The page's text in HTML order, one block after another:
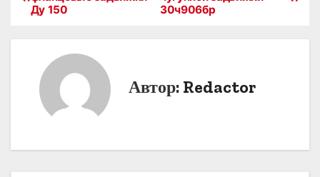
30ч906бр
Ду 150
Автор: Redactor